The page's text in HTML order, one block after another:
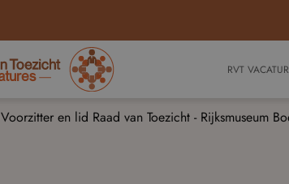
RVT
Voorzitter en lid Raad van Toezicht - Rijksmuseum